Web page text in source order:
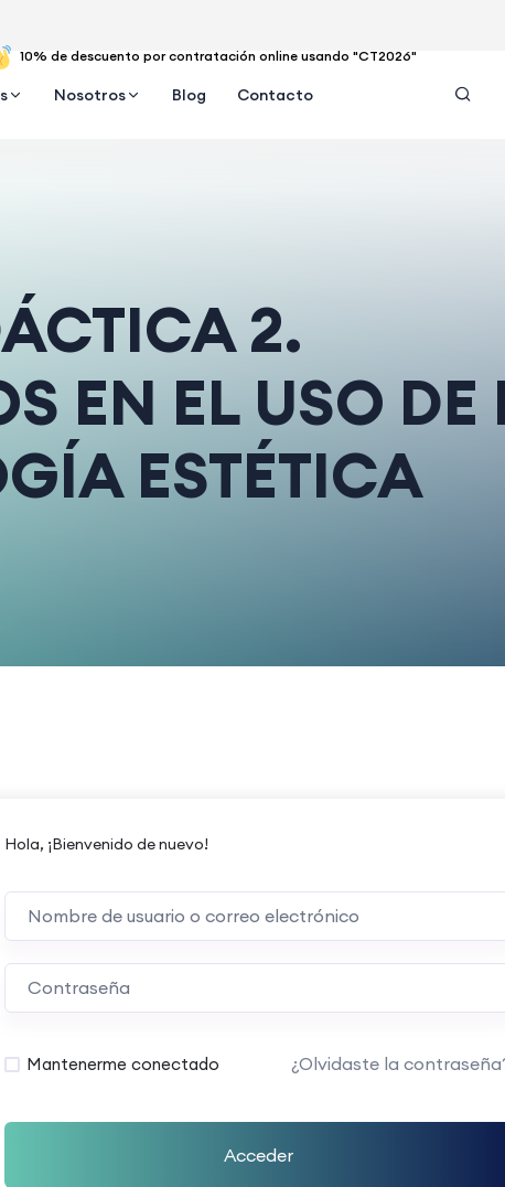
10% de descuento por contratación online usando "CT2026"
Nosotros Blog Contacto
2.
EN EL USO DE
ESTÉTICA
Hola, ¡Bienvenido de nuevo!
Mantenerme conectado ¿Olvidaste la
Acceder